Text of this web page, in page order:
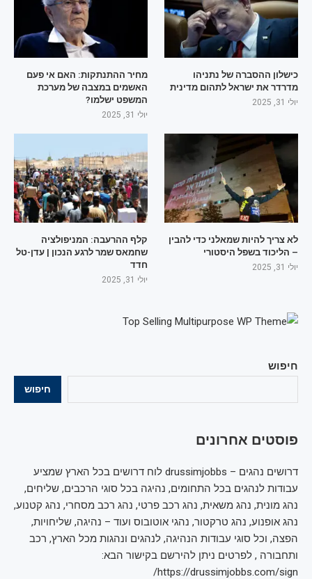
חיפוש
חיפוש
פוסטים אחרונים
דרושים נהגים – drussimjobbs לוח דרושים בכל הארץ שמציע
עבודות לנהגים בכל התחומים, נהיגה בכל סוגי הרכבים, שליחים,
נהג מונית, נהג משאית, נהג רכב פרטי, נהג רכב מסחרי, נהג קטנוע,
נהג אופנוע, נהג טרקטור, נהגי אוטובוס ועוד – נהיגה, שליחויות,
הפצה, וכל סוגי עבודות הנהיגה, לנהגים ונהגות מכל הארץ, רכב
ותחבורה , לפרטים ניתן להירשם בקישור הבא:
https://drussimjobbs.com/sign/
כישלון ההסברה של נתניהו
מדרדר את ישראל לתהום מדינית
יולי 31, 2025
מחיר ההתנתקות: האם אי פעם
האשמים במצבה של מערכת
המשפט ישלמו?
יולי 31, 2025
לא צריך להיות שמאלני כדי להבין
– הליכוד בשפל היסטורי
יולי 31, 2025
קלף ההרעבה: המניפולציה
שחמאס שמר לרגע הנכון | עדן-טל
חדד
יולי 31, 2025